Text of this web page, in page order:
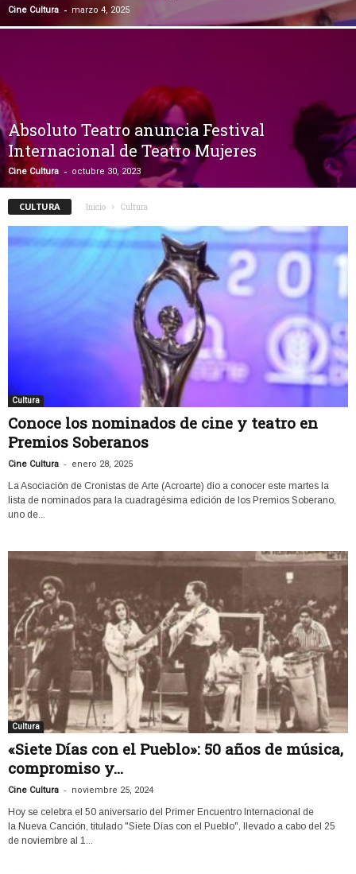
Cine Cultura - marzo 4, 2025
Absoluto Teatro anuncia Festival
Internacional de Teatro Mujeres
Cine Cultura - octubre 30, 2023
CULTURA Inicio Cultura
Cultura
Conoce los nominados de cine y teatro en
Premios Soberanos
Cine Cultura - enero 28, 2025
La Asociación de Cronistas de Arte (Acroarte) dio a conocer este martes la
lista de nominados para la cuadragésima edición de los Premios Soberano,
uno de...
Cultura
«Siete Días con el Pueblo»: 50 años de música,
compromiso y...
Cine Cultura - noviembre 25, 2024
Hoy se celebra el 50 aniversario del Primer Encuentro Internacional de
la Nueva Canción, titulado "Siete Días con el Pueblo", llevado a cabo del 25
de noviembre al 1...